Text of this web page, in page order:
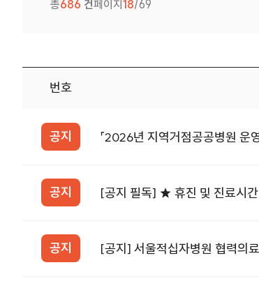
총686 건페이지 18/69
공지사항 번호, 제목, 첨부, 등록일 정보를 제공합
번호
공지 「2026년 지역거점공공병원 운
공지 [공지 필독] ★ 휴진 및 진료시
공지 [공지] 서울적십자병원 협력의